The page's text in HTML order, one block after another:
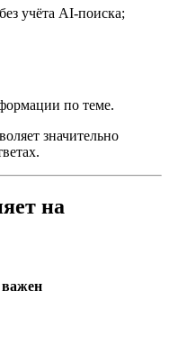
учёта AI-поиска;
по теме.
значительно
на